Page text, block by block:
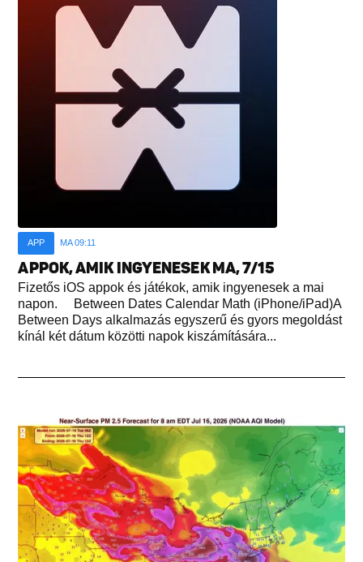
APP MA 09:11
APPOK, AMIK INGYENESEK MA, 7/15
Fizetős iOS appok és játékok, amik ingyenesek a mai
napon. Between Dates Calendar Math (iPhone/iPad)A
Between Days alkalmazás egyszerű és gyors megoldást
kínál két dátum közötti napok kiszámítására...